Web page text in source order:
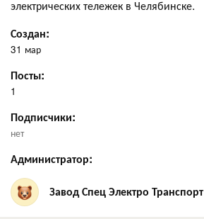
электрических тележек в Челябинске.
Создан:
31 мар
Посты:
1
Подписчики:
нет
Администратор:
Завод Спец Электро Транспорт